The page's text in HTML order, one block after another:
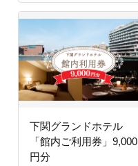
下関グランドホテル
「館内ご利用券」9,000
円分